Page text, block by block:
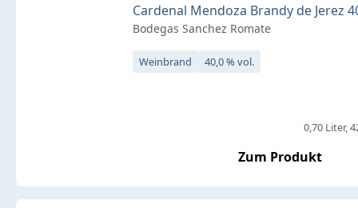
Cardenal Mendoza Brandy de Jerez
Bodegas Sanchez Romate
Weinbrand 40,0 % vol.
0,70 Liter
Zum Produkt